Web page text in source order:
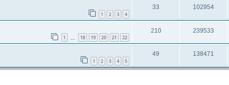
1 2 3 4
33 102954
1 18 19 20 21 22
210 239533
1 2 3 4 5
49 138471